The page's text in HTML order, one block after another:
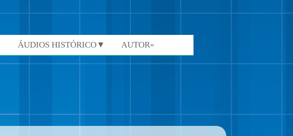
ÁUDIOS HISTÓRICO▼ AUTOR»